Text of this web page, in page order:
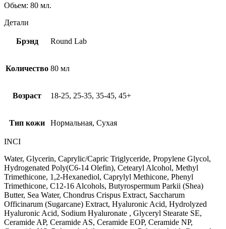
Обьем: 80 мл.
Детали
Брэнд Round Lab
Количество 80 мл
Возраст 18-25, 25-35, 35-45, 45+
Тип кожи Нормальная, Сухая
INCI
Water, Glycerin, Caprylic/Capric Triglyceride, Propylene Glycol,
Hydrogenated Poly(C6-14 Olefin), Cetearyl Alcohol, Methyl
Trimethicone, 1,2-Hexanediol, Caprylyl Methicone, Phenyl
Trimethicone, C12-16 Alcohols, Butyrospermum Parkii (Shea)
Butter, Sea Water, Chondrus Crispus Extract, Saccharum
Officinarum (Sugarcane) Extract, Hyaluronic Acid, Hydrolyzed
Hyaluronic Acid, Sodium Hyaluronate , Glyceryl Stearate SE,
Ceramide AP, Ceramide AS, Ceramide EOP, Ceramide NP,